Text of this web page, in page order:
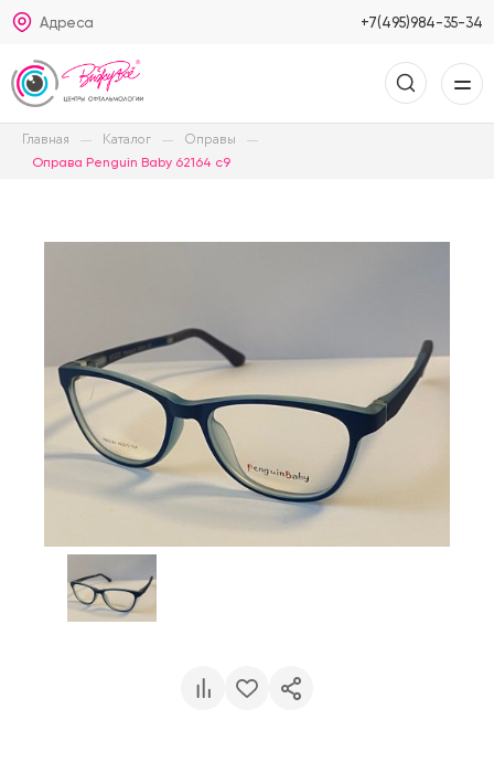
Адреса +7(495)984-35-34
Главная Каталог Оправы
Оправа Penguin Baby 62164 c9